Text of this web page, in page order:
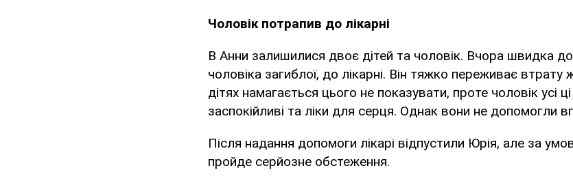
Чоловік потрапив до лікарні
В Анни залишилися двоє дітей та чоловік. Вчора швидка
чоловіка загиблої, до лікарні. Він тяжко переживає
дітях намагається цього не показувати, проте чоловік усі
заспокійливі та ліки для серця. Однак вони не допомогли
Після надання допомоги лікарі відпустили Юрія, але за
пройде серйозне обстеження.